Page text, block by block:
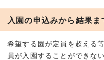
入園の申込みから結果ま
希望する園が定員を超える
員が入園することができな